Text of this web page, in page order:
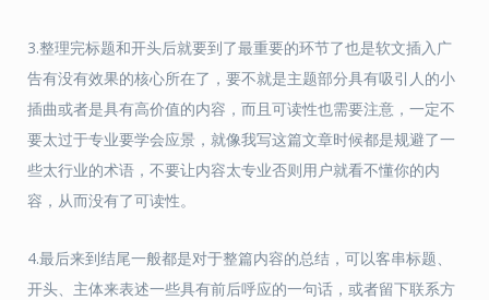
3.整理完标题和开头后就要到了最重要的环节了也是软文插入广
告有没有效果的核心所在了，要不就是主题部分具有吸引人的小
插曲或者是具有高价值的内容，而且可读性也需要注意，一定不
要太过于专业要学会应景，就像我写这篇文章时候都是规避了一
些太行业的术语，不要让内容太专业否则用户就看不懂你的内
容，从而没有了可读性。
4.最后来到结尾一般都是对于整篇内容的总结，可以客串标题、
开头、主体来表述一些具有前后呼应的一句话，或者留下联系方